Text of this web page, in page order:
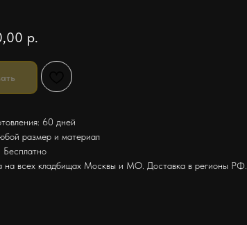
р.
60 дней
размер и материал
Бесплатно
на всех кладбищах Москвы и МО. Доставка в регионы РФ.